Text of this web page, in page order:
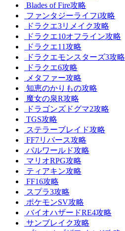
Blades of Fire攻略
ファンタジーライフi攻略
ドラクエ3リメイク攻略
ドラクエ10オフライン攻略
ドラクエ11攻略
ドラクエモンスターズ3攻略
ドラクエ6攻略
メタファー攻略
知恵のかりもの攻略
魔女の泉R攻略
ドラゴンズドグマ2攻略
TGS攻略
ステラーブレイド攻略
FF7リバース攻略
パルワールド攻略
マリオRPG攻略
ティアキン攻略
FF16攻略
スプラ3攻略
ポケモンSV攻略
バイオハザードRE4攻略
サンブレイク攻略